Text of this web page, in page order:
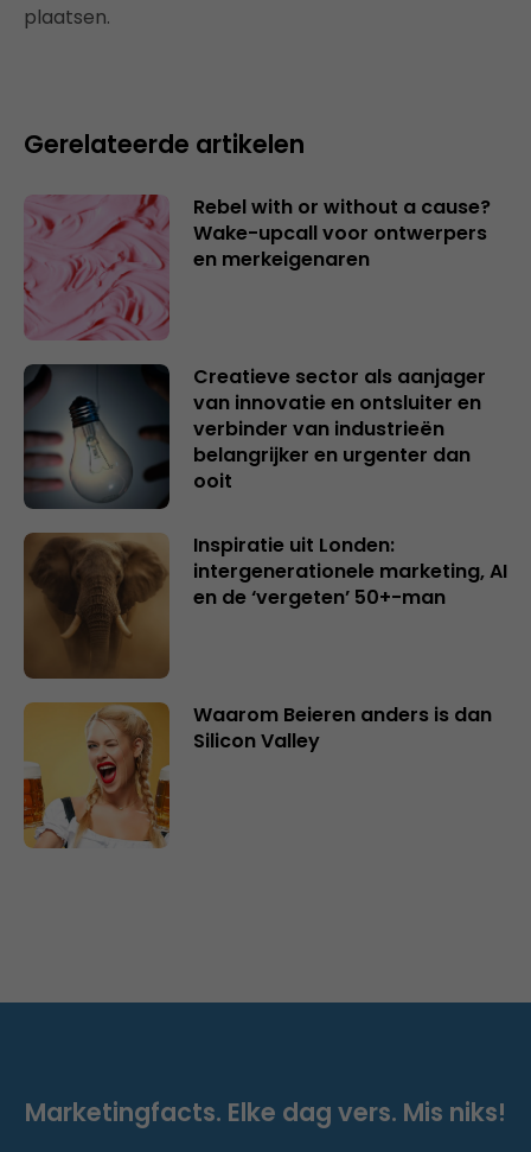
plaatsen.
Gerelateerde artikelen
Rebel with or without a cause?
Wake-upcall voor ontwerpers
en merkeigenaren
Creatieve sector als aanjager
van innovatie en ontsluiter en
verbinder van industrieën
belangrijker en urgenter dan
ooit
Inspiratie uit Londen:
intergenerationele marketing, AI
en de ‘vergeten’ 50+-man
Waarom Beieren anders is dan
Silicon Valley
Marketingfacts. Elke dag vers. Mis niks!